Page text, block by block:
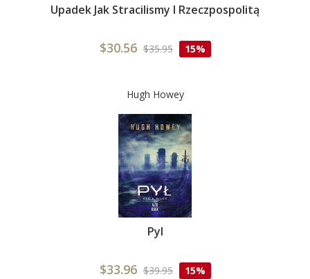
Upadek Jak Stracilismy I Rzeczpospolitą
$30.56 $35.95 15%
Hugh Howey
Pyl
$33.96 $39.95 15%